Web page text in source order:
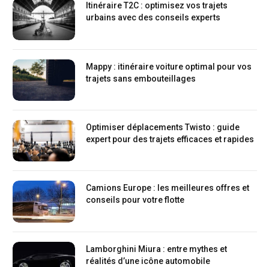
Itinéraire T2C : optimisez vos trajets
urbains avec des conseils experts
Mappy : itinéraire voiture optimal pour vos
trajets sans embouteillages
Optimiser déplacements Twisto : guide
expert pour des trajets efficaces et rapides
Camions Europe : les meilleures offres et
conseils pour votre flotte
Lamborghini Miura : entre mythes et
réalités d’une icône automobile